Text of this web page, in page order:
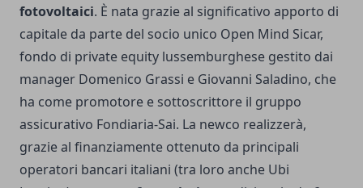
fotovoltaici. È nata grazie al significativo apporto di
capitale da parte del socio unico Open Mind Sicar,
fondo di private equity lussemburghese gestito dai
manager Domenico Grassi e Giovanni Saladino, che
ha come promotore e sottoscrittore il gruppo
assicurativo Fondiaria-Sai. La newco realizzerà,
grazie al finanziamente ottenuto da principali
operatori bancari italiani (tra loro anche Ubi